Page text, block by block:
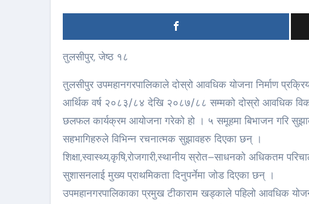
तुलसीपुर, जेष्ठ १८
तुलसीपुर उपमहानगरपालिकाले दोस्रो आवधिक योजना निर्माण
आर्थिक वर्ष २०८३/८४ देखि २०८७/८८ सम्मको दोस्रो आवधिक
छलफल कार्यक्रम आयोजना गरेको हो । ५ समूहमा बिभाजन गरि
सहभागिहरुले विभिन्न रचनात्मक सुझावहरु दिएका छन् ।
शिक्षा,स्वास्थ्य,कृषि,रोजगारी,स्थानीय स्रोत–साधनको अधिकतम
सुशासनलाई मुख्य प्राथमिकता दिनुपर्नेमा जोड दिएका छन् ।
उपमहानगरपालिकाका प्रमुख टीकाराम खड्काले पहिलो आवधिक